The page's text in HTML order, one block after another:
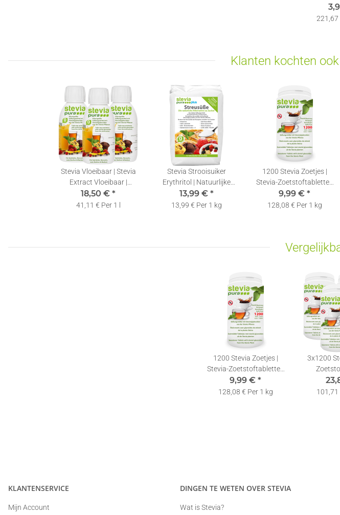
Zoetjes in
221,67
Klanten kochten
Stevia Vloeibaar | Stevia
Extract Vloeibaar |
Vloeibare Zoetstof |
3x150ml
18,50 € *
41,11 € Per 1 l
Stevia Strooisuiker
Erythritol | Natuurlijke
Suikervervanger |
Kristallijne Stevia
13,99 € *
13,99 € Per 1 kg
1200 Stevia Zoetjes |
Stevia-Zoetstoftabletten
Navulling + Dispenser
9,99 € *
128,08 € Per 1 kg
1200 Stevia Zoetjes |
Stevia-Zoetstoftabletten
Navulling + Dispenser
9,99 € *
128,08 € Per 1 kg
3x1200
101,71
KLANTENSERVICE
Mijn Account
DINGEN TE WETEN OVER STEVIA
Wat is Stevia?